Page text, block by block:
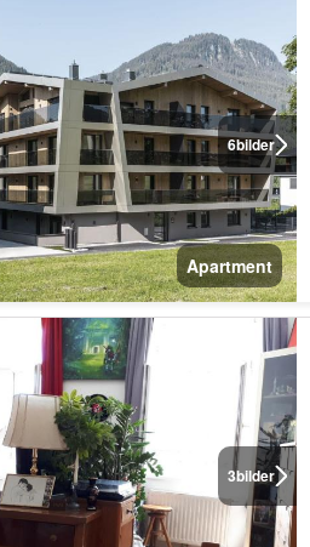
6bilder
Apartment
3bilder